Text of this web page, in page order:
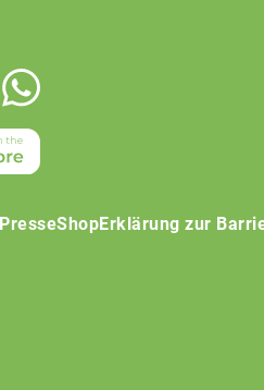
PresseShopErklärung zur